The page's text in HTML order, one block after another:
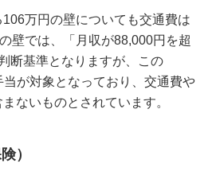
万円の壁についても交通費は
壁では、「月収が88,000円を超
断基準となりますが、この
が対象となっており、交通費や
ないものとされています。
）